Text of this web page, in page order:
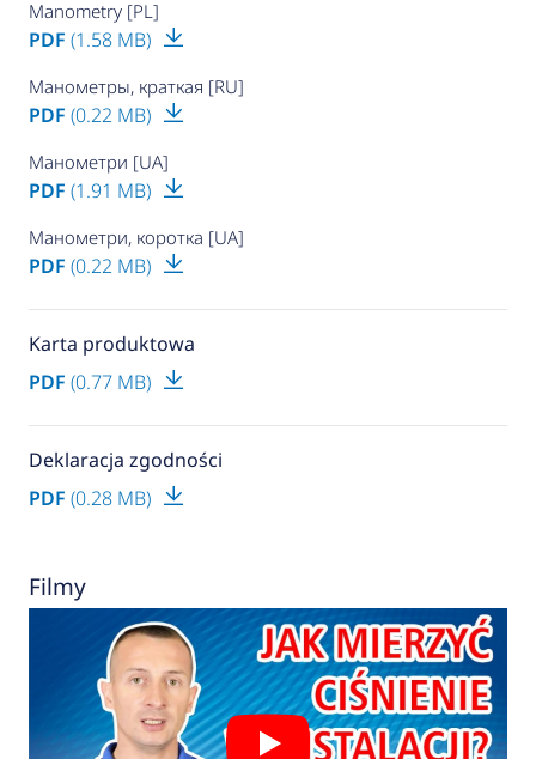
Manometry [PL]
PDF (1.58 MB)
Манометры, краткая [RU]
PDF (0.22 MB)
Манометри [UA]
PDF (1.91 MB)
Манометри, коротка [UA]
PDF (0.22 MB)
Karta produktowa
PDF (0.77 MB)
Deklaracja zgodności
PDF (0.28 MB)
Filmy